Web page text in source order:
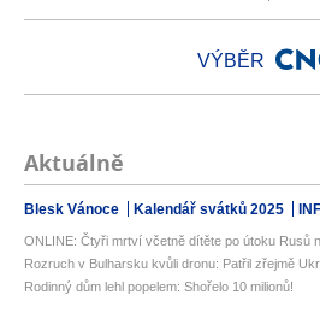
VÝBĚR
Aktuálně
Blesk Vánoce Kalendář svátků 2025
ONLINE: Čtyři mrtví včetně dítěte po útoku Rusů
Rozruch v Bulharsku kvůli dronu: Patřil zřejmě
Rodinný dům lehl popelem: Shořelo 10 milionů!